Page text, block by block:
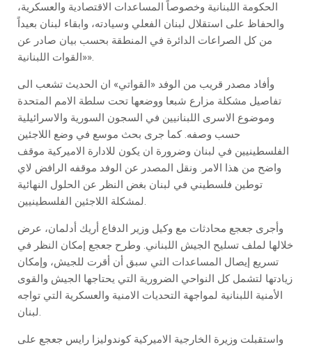
الحكومة اللبنانية وخصوصاً المساعدات الاقتصادية والعسكرية،
والحفاظ على استقلال لبنان الفعلي وسيادته، وابقاء لبنان بعيداً
من كل الصراعات الدائرة في المنطقة بحسب بيان صادر عن
«القوات اللبنانية».
وأفاد مصدر قريب من الوفد «القواتي» ان الحديث تشعب الى
تفاصيل مشكلة مزارع شبعا ووضعها تحت سلطة الامم المتحدة
وموضوع الاسرى اللبنانيين في السجون السورية والاسرائيلية
حسب وصفه. كما جرى بحث موسع في وضع اللاجئين
الفلسطينيين في لبنان وضرورة ان يكون للادارة الاميركية موقف
واضح من هذا الامر. ونقل المصدر عن الوفد موقفه الرافض لاي
توطين فلسطيني في لبنان بغض النظر عن الحلول النهائية
لمشكلة اللاجئين الفلسطينيين.
وأجرى جعجع محادثات مع وكيل وزير الدفاع أريك أدلمان، عرض
خلالها لملف تسليح الجيش اللبناني. وطرح جعجع إمكان النظر في
تسريع إيصال المساعدات التي سبق أن أقرت للجيش، وإمكان
زيادتها لتشمل كل النواحي الضرورية التي يحتاجها الجيش والقوى
الأمنية اللبنانية لمواجهة التحديات الامنية والعسكرية التي تواجه
لبنان.
واستقبلت وزيرة الخارجية الاميركية كوندوليزا رايس جعجع على